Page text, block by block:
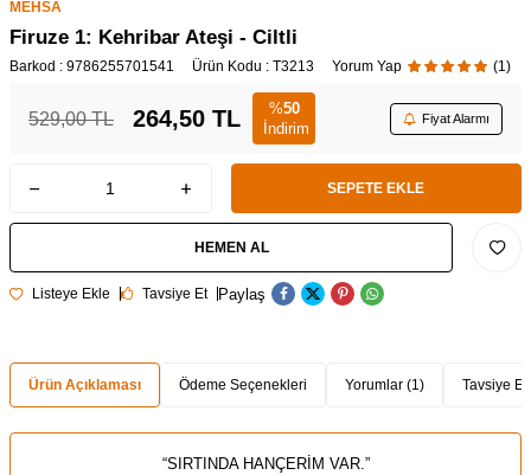
MEHSA
Firuze 1: Kehribar Ateşi - Ciltli
Barkod : 9786255701541 Ürün Kodu : T3213 Yorum Yap (1)
529,00TL 264,50 TL %50
İndirim
Fiyat Alarmı
SEPETE EKLE
HEMEN AL
Listeye Ekle Tavsiye Et Paylaş
Ürün Açıklaması Ödeme Seçenekleri Yorumlar (1) Tavsiye Et
“SIRTINDA HANÇERİM VAR.”